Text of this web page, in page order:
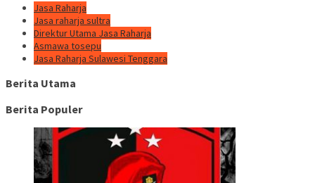
Jasa Raharja
Jasa raharja sultra
Direktur Utama Jasa Raharja
Asmawa tosepu
Jasa Raharja Sulawesi Tenggara
Berita Utama
Berita Populer